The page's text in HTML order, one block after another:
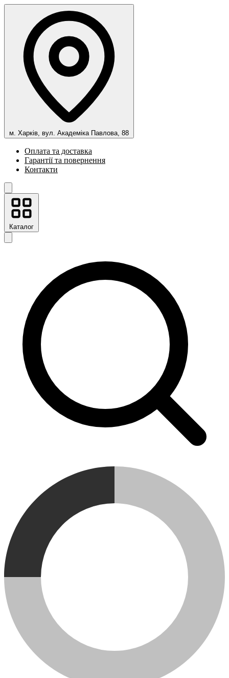
м. Харків, вул. Академіка Павлова, 88
Оплата та доставка
Гарантії та повернення
Контакти
Каталог